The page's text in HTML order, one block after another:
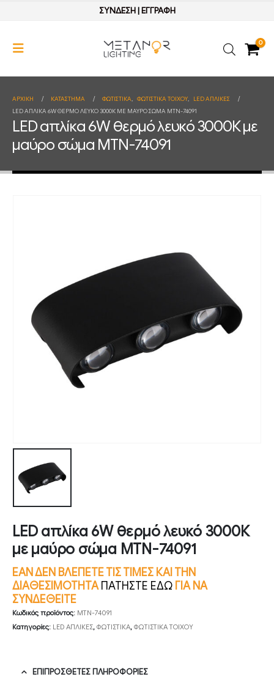
ΣΥΝΔΕΣΗ| ΕΓΓΡΑΦΗ
0
ΑΡΧΙΚΉ ΚΑΤΆΣΤΗΜΑ ΦΩΤΙΣΤΙΚΑ, ΦΩΤΙΣΤΙΚΑ ΤΟΙΧΟΥ,
LED ΑΠΛΙΚΕΣ
LED ΑΠΛΊΚΑ 6W ΘΕΡΜΌ ΛΕΥΚΌ 3000Κ ΜΕ ΜΑΎΡΟ ΣΏΜΑ MTN-74091
LED απλίκα 6W θερμό λευκό 3000Κ με
μαύρο σώμα MTN-74091
LED απλίκα 6W θερμό λευκό 3000Κ
με μαύρο σώμα MTN-74091
ΕΑΝ ΔΕΝ ΒΛΕΠΕΤΕ ΤΙΣ ΤΙΜΕΣ ΚΑΙ ΤΗΝ
ΔΙΑΘΕΣΙΜΟΤΗΤΑ ΠΑΤΗΣΤΕ ΕΔΩ ΓΙΑ ΝΑ
ΣΥΝΔΕΘΕΙΤΕ
Κωδικός προϊόντος: MTN-74091
Κατηγορίες: LED ΑΠΛΙΚΕΣ, ΦΩΤΙΣΤΙΚΑ, ΦΩΤΙΣΤΙΚΑ ΤΟΙΧΟΥ
ΕΠΙΠΡΌΣΘΕΤΕΣ ΠΛΗΡΟΦΟΡΊΕΣ